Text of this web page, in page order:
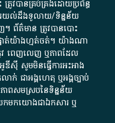
រូវ​បាន​គ្រប់គ្រង​ដោយ​ប្រព័ន្ធ​
រ​យល់​ដឹង​ទូលាយ​/​ទិន្នន័យ​
ត៌មាន​ ត្រូវ​បាន​បោះ
ទាត់​យ៉ាង​ហ្មត់ចត់​។​ យ៉ាងណា​
វ​ ពេញលេញ​ ឬ​ភាព​ដែល​
ឌី​ស៊ី​ សូម​មិន​ធ្វើការ​អះអាង​
ាក់​ ជា​អង្គហេតុ​ ឬ​អង្គច្បាប់​
ាព​សម​ស្រប​នៃ​ទិន្នន័យ​
ក​មក​យោង​ជា​ឯកសារ​ ឬ​